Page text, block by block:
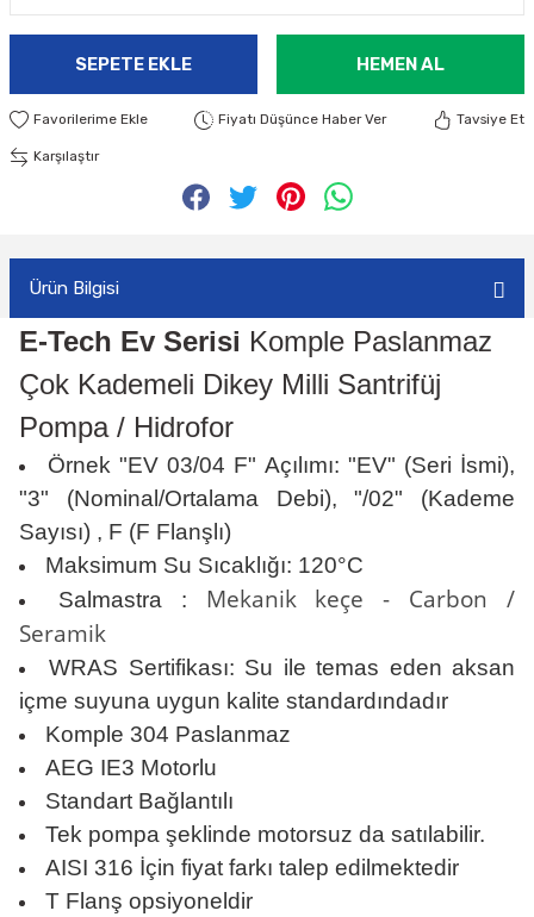
SEPETE EKLE HEMEN AL
Fiyatı Düşünce Haber Ver Tavsiye Et
Karşılaştır
Ürün Bilgisi
E-Tech Ev Serisi Komple Paslanmaz
Çok Kademeli Dikey Milli Santrifüj
Pompa / Hidrofor
Örnek "EV 03/04 F" Açılımı: "EV" (Seri İsmi),
"3" (Nominal/Ortalama Debi), "/02" (Kademe
Sayısı) , F (F Flanşlı)
Maksimum Su Sıcaklığı: 120°C
Salmastra : Mekanik keçe - Carbon /
Seramik
WRAS Sertifikası: Su ile temas eden aksan
içme suyuna uygun kalite standardındadır
Komple 304 Paslanmaz
AEG IE3 Motorlu
Standart Bağlantılı
Tek pompa şeklinde motorsuz da satılabilir.
AISI 316 İçin fiyat farkı talep edilmektedir
T Flanş opsiyoneldir